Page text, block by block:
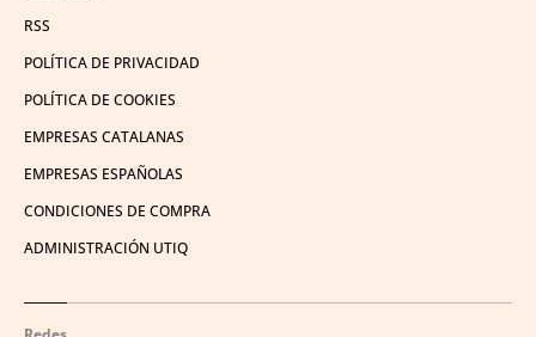
RSS
POLÍTICA DE PRIVACIDAD
POLÍTICA DE COOKIES
EMPRESAS CATALANAS
EMPRESAS ESPAÑOLAS
CONDICIONES DE COMPRA
ADMINISTRACIÓN UTIQ